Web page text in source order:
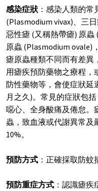
感染症狀 ：感染人類的
(Plasmodium vivax)、三
惡性瘧 (又稱熱帶瘧) 原蟲
原蟲 (Plasmodium ovale)
瘧原蟲種類不同而有差異
用瘧疾預防藥物之療程
防性藥物等，會使症狀延
月之久)。常見的症狀包
噁心、全身酸痛及倦怠。
蟲，致血液或代謝異常及
10%。
預防方式 ：正確採取防蚊
預防重症方式 ：認識瘧